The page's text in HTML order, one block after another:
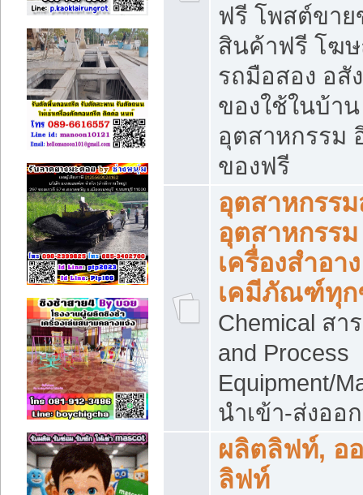
ฟรี โพสต์ขา
สินค้าฟรี โฆ
รถมือสอง อสั
ของใช้ในบ้า
อุตสาหกรรม
ของฟรี
อุตสาหกรรม
อุตสาหกรรม
เครื่องสำอา
เคมีภัณฑ์ทุ
Chemical สา
and Process
Equipment/
นำเข้า-ส่งอ
ผลิตลิฟท์, อ
ลิฟท์